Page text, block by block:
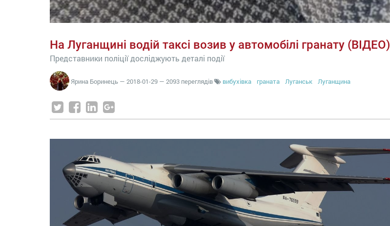
На Луганщині водій таксі возив у автомобілі гранату (ВІДЕО)
Представники поліції досліджують деталі події
Ярина Боринець — 2018-01-29 — 2093 переглядів вибухівка граната Луганськ Луганщина